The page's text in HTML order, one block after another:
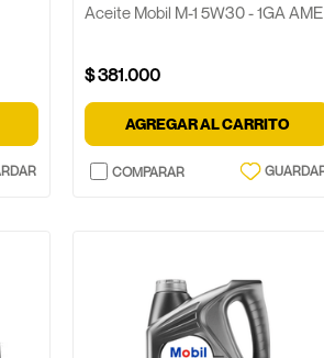
Aceite Mobil M-1 5W30 - 1GA AME
$381.000
AGREGAR AL CARRITO